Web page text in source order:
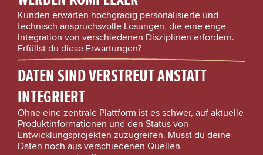
Kunden erwarten hochgradig personalisierte und
technisch anspruchsvolle Lösungen, die eine enge
Integration von verschiedenen Disziplinen erfordern.
Erfüllst du diese Erwartungen?
DATEN SIND VERSTREUT ANSTATT
INTEGRIERT
Ohne eine zentrale Plattform ist es schwer, auf aktuelle
Produktinformationen und den Status von
Entwicklungsprojekten zuzugreifen. Musst du deine
Daten noch aus verschiedenen Quellen